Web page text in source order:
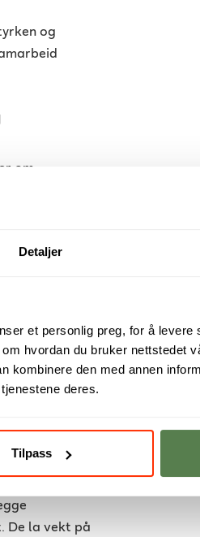
Detaljer
et personlig preg, for å
hvordan du bruker nettstedet
kombinere den med annen
deres.
Tilpass
og
om
Von
IoT,
risikoene
i takt
og
og
De la vekt på